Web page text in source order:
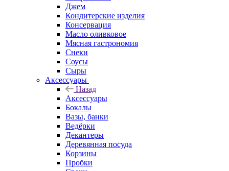
Джем
Кондитерские изделия
Консервация
Масло оливковое
Мясная гастрономия
Снеки
Соусы
Сыры
Аксессуары
Назад
Аксессуары
Бокалы
Вазы, банки
Ведёрки
Декантеры
Деревянная посуда
Корзины
Пробки